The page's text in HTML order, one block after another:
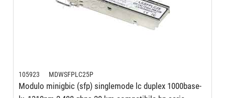
105923 MDWSFPLC25P
Modulo minigbic (sfp) singlemode lc duplex 1000base-